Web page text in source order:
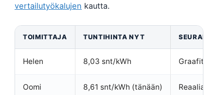
vertailutyökalujen kautta.
TOIMITTAJA TUNTIHINTA NYT
Helen 8,03 snt/kWh Graafit, 7/
Oomi 8,61 snt/kWh (tänään)